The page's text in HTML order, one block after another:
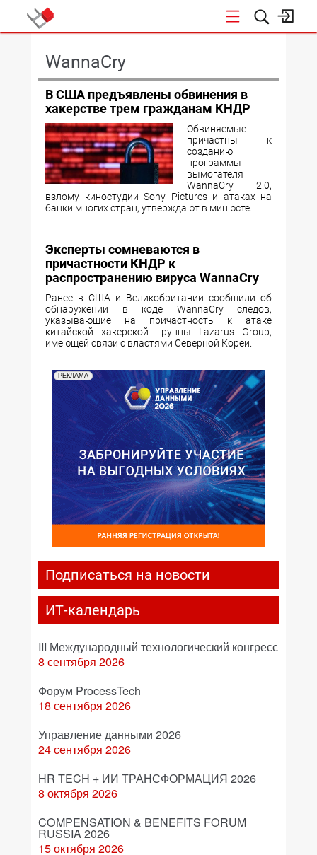
WannaCry
В США предъявлены обвинения в
хакерстве трем гражданам КНДР
Обвиняемые
причастны к
созданию
программы-
вымогателя
WannaCry 2.0,
взлому киностудии Sony Pictures и атаках на
банки многих стран, утверждают в минюсте.
Эксперты сомневаются в
причастности КНДР к
распространению вируса WannaCry
Ранее в США и Великобритании сообщили об
обнаружении в коде WannaCry следов,
указывающие на причастность к атаке
китайской хакерской группы Lazarus Group,
имеющей связи с властями Северной Кореи.
РЕКЛАМА
Подписаться на новости
ИТ-календарь
III Международный технологический конгресс
8 сентября 2026
Форум ProcessTech
18 сентября 2026
Управление данными 2026
24 сентября 2026
HR TECH + ИИ ТРАНСФОРМАЦИЯ 2026
8 октября 2026
COMPENSATION & BENEFITS FORUM
RUSSIA 2026
15 октября 2026